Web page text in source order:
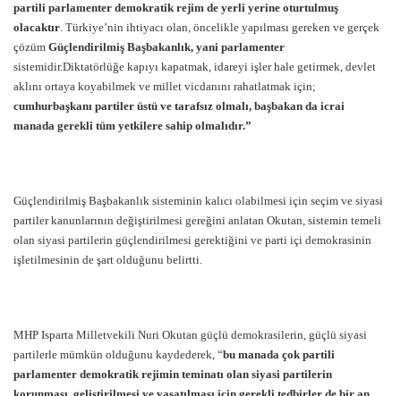
partili parlamenter demokratik rejim de yerli yerine oturtulmuş
olacaktır. Türkiye’nin ihtiyacı olan, öncelikle yapılması gereken ve gerçek
çözüm Güçlendirilmiş Başbakanlık, yani parlamenter
sistemidir.Diktatörlüğe kapıyı kapatmak, idareyi işler hale getirmek, devlet
aklını ortaya koyabilmek ve millet vicdanını rahatlatmak için;
cumhurbaşkanı partiler üstü ve tarafsız olmalı, başbakan da icrai
manada gerekli tüm yetkilere sahip olmalıdır.”
Güçlendirilmiş Başbakanlık sisteminin kalıcı olabilmesi için seçim ve siyasi
partiler kanunlarının değiştirilmesi gereğini anlatan Okutan, sistemin temeli
olan siyasi partilerin güçlendirilmesi gerektiğini ve parti içi demokrasinin
işletilmesinin de şart olduğunu belirtti.
MHP Isparta Milletvekili Nuri Okutan güçlü demokrasilerin, güçlü siyasi
partilerle mümkün olduğunu kaydederek, “bu manada çok partili
parlamenter demokratik rejimin teminatı olan siyasi partilerin